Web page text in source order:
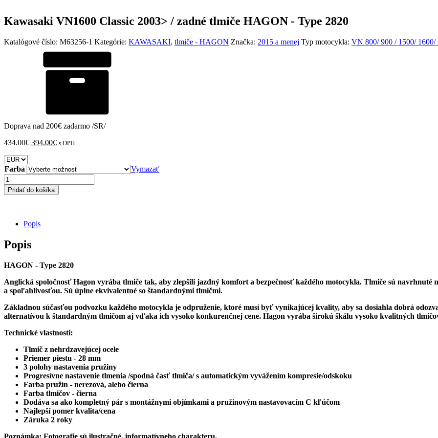
Kawasaki VN1600 Classic 2003> / zadné tlmiče HAGON - Type 2820
Katalógové číslo: M63256-1 Kategórie: KAWASAKI, tlmiče - HAGON Značka: 2015 a menej Typ motocykla: VN 800/ 900 / 1500/ 1600/
Doprava nad 200€ zadarmo /SR/
434.00€ Pôvodná
434.00€.
394.00€Aktuálna
394.00€.
s DPH
Farba
Vymazať
množstvo
Kawasaki
VN1600
tlmiče
HAGON
Type
Pridať do košíka
Popis
Popis
HAGON - Type 2820
Anglická spoločnosť Hagon vyrába tlmiče tak, aby zlepšili jazdný komfort a bezpečnosť každého motocykla. Tlmiče sú navrhnuté
a spoľahlivosťou. Sú úplne ekvivalentné so štandardnými tlmičmi.
Základnou súčasťou podvozku každého motocykla je odpruženie, ktoré musí byť vynikajúcej kvality, aby sa dosiahla dobrá
alternatívou k štandardným tlmičom aj vďaka ich vysoko konkurenčnej cene. Hagon vyrába širokú škálu vysoko kvalitných
Technické vlastnosti:
Tlmič z nehrdzavejúcej ocele
Priemer piestu - 28 mm
3 polohy nastavenia pružiny
Progresívne nastavenie tlmenia /spodná časť tlmiča/ s automatickým vyvážením kompresie/odskoku
Farba pružín - nerezová, alebo čierna
Farba tlmičov - čierna
Dodáva sa ako kompletný pár s montážnymi objímkami a pružinovým nastavovacím C kľúčom
Najlepší pomer kvalita/cena
Záruka 2 roky
Poznámka: Fotografie sú ilustračné, informatívneho charakteru.